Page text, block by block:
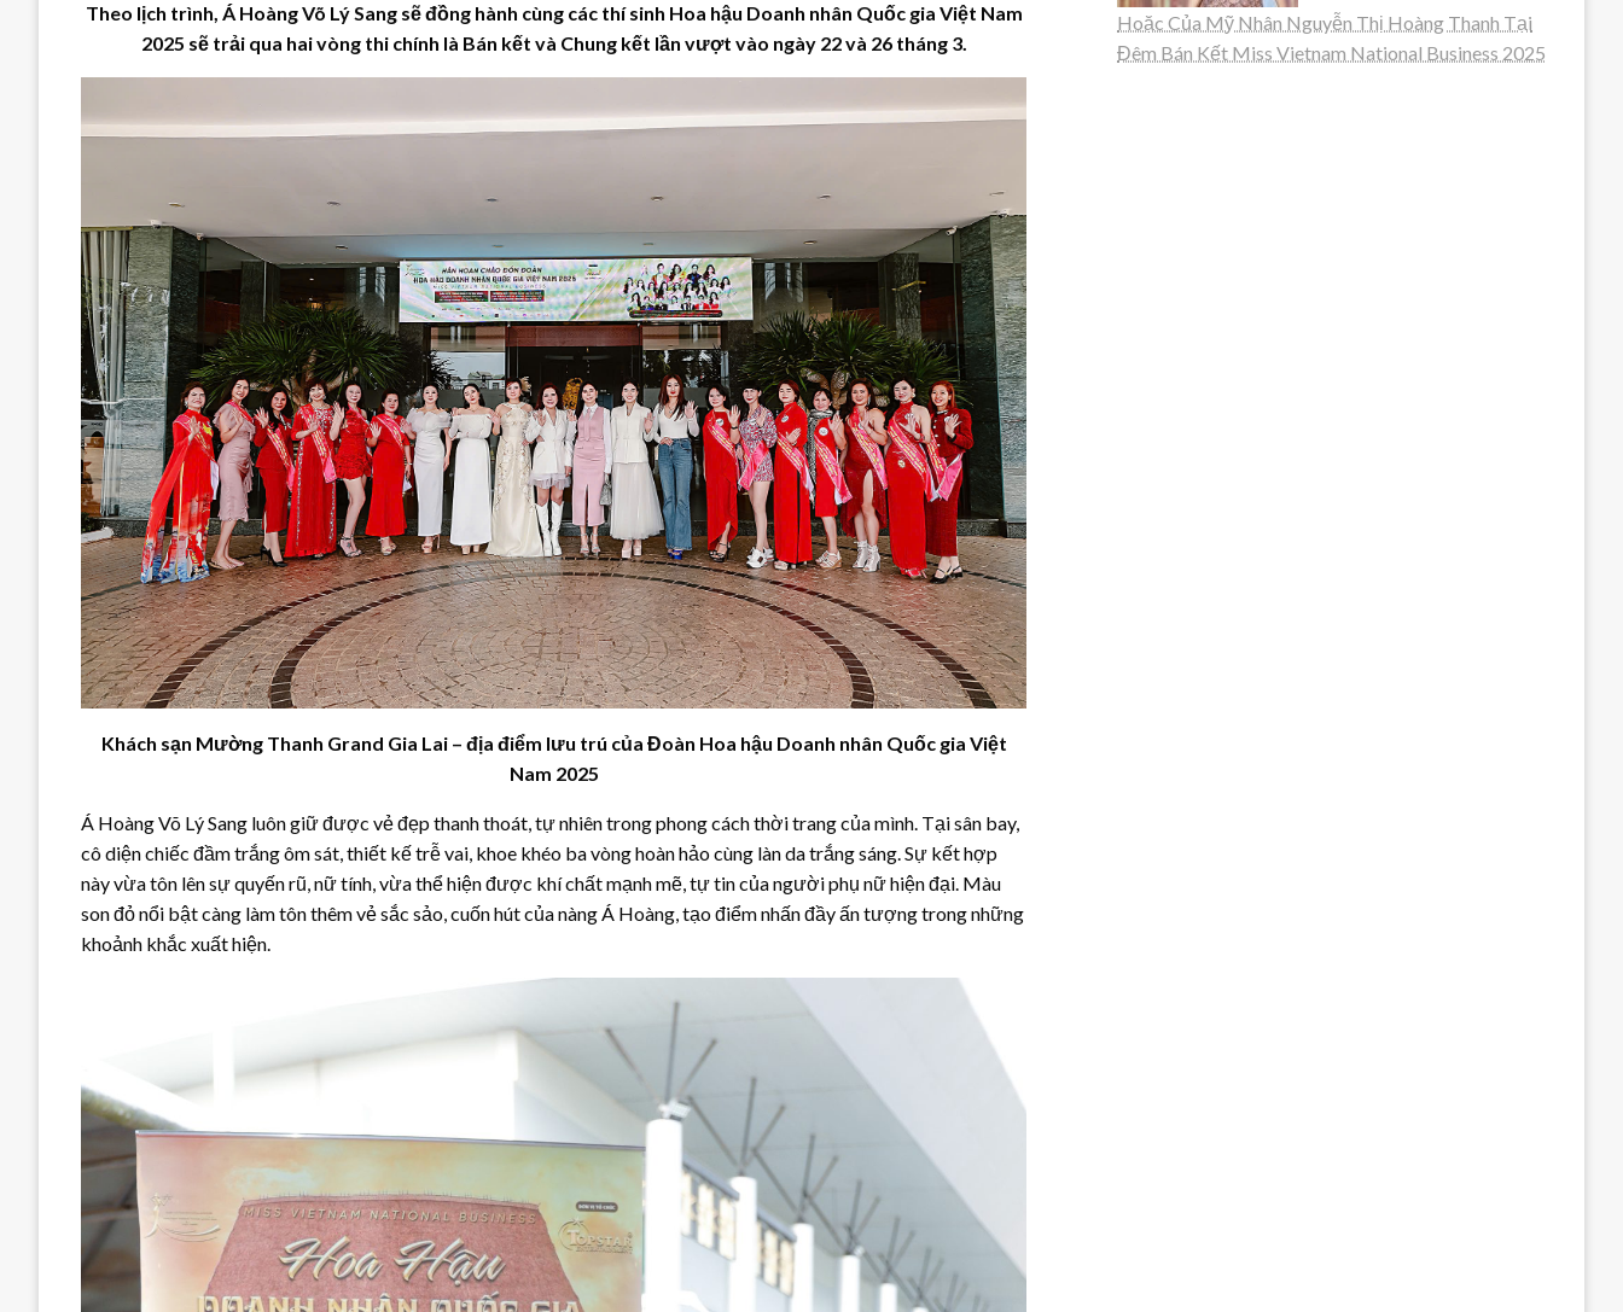
Theo lịch trình, Á Hoàng Võ Lý Sang sẽ đồng hành cùng các thí sinh Hoa hậu Doanh nhân Quốc gia Việt Nam
2025 sẽ trải qua hai vòng thi chính là Bán kết và Chung kết lần vượt vào ngày 22 và 26 tháng 3.
Khách sạn Mường Thanh Grand Gia Lai – địa điểm lưu trú của Đoàn Hoa hậu Doanh nhân Quốc gia Việt
Nam 2025
Á Hoàng Võ Lý Sang luôn giữ được vẻ đẹp thanh thoát, tự nhiên trong phong cách thời trang của mình. Tại sân bay,
cô diện chiếc đầm trắng ôm sát, thiết kế trễ vai, khoe khéo ba vòng hoàn hảo cùng làn da trắng sáng. Sự kết hợp
này vừa tôn lên sự quyến rũ, nữ tính, vừa thể hiện được khí chất mạnh mẽ, tự tin của người phụ nữ hiện đại. Màu
son đỏ nổi bật càng làm tôn thêm vẻ sắc sảo, cuốn hút của nàng Á Hoàng, tạo điểm nhấn đầy ấn tượng trong những
khoảnh khắc xuất hiện.
Hoặc Của Mỹ Nhân Nguyễn Thị Hoàng Thanh Tại
Đêm Bán Kết Miss Vietnam National Business 2025